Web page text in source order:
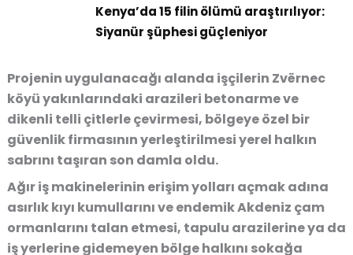
Kenya’da 15 filin ölümü araştırılıyor:
Siyanür şüphesi güçleniyor
Projenin uygulanacağı alanda işçilerin Zvërnec
köyü yakınlarındaki arazileri betonarme ve
dikenli telli çitlerle çevirmesi, bölgeye özel bir
güvenlik firmasının yerleştirilmesi yerel halkın
sabrını taşıran son damla oldu.
Ağır iş makinelerinin erişim yolları açmak adına
asırlık kıyı kumullarını ve endemik Akdeniz çam
ormanlarını talan etmesi, tapulu arazilerine ya da
iş yerlerine gidemeyen bölge halkını sokağa